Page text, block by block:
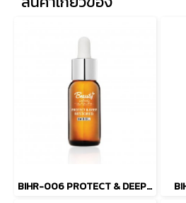
BIHR-006 PROTECT & DEEP RESTORED HAIR OIL